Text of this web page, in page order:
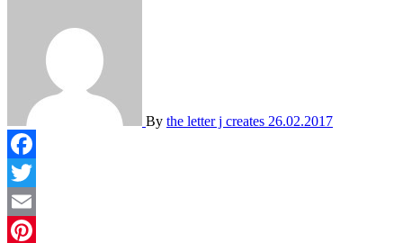
By the letter j creates 26.02.2017
Facebook
Twitter
Email